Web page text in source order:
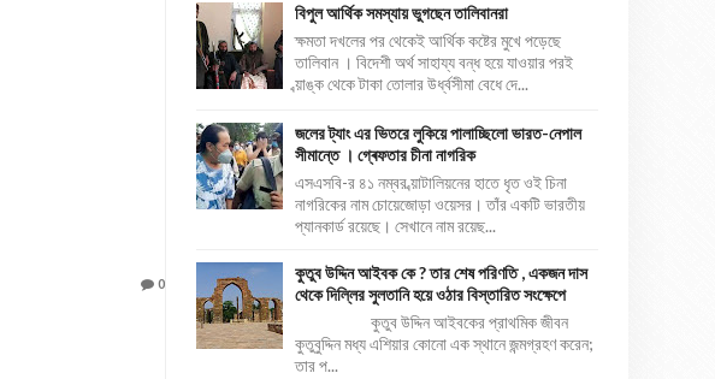
0
বিপুল আর্থিক সমস্যায় ভুগছেন তালিবানরা
ক্ষমতা দখলের পর থেকেই আর্থিক কষ্টের মুখে পড়েছে
তালিবান । বিদেশী অর্থ সাহায্য বন্ধ হয়ে যাওয়ার পরই
ব্য়াঙ্ক থেকে টাকা তোলার উর্ধ্বসীমা বেধে দে...
জলের ট্যাং এর ভিতরে লুকিয়ে পালাচ্ছিলো ভারত-নেপাল
সীমান্তে । গ্ৰেফতার চীনা নাগরিক
এসএসবি-র ৪১ নম্বর ব্য়াটালিয়নের হাতে ধৃত ওই চিনা
নাগরিকের নাম চোয়েজোড়া ওয়েসর। তাঁর একটি ভারতীয়
প্যানকার্ড রয়েছে। সেখানে নাম রয়েছ...
কুতুব উদ্দিন আইবক কে ? তার শেষ পরিণতি , একজন দাস
থেকে দিল্লির সুলতানি হয়ে ওঠার বিস্তারিত সংক্ষেপে
কুতুব উদ্দিন আইবকের প্রাথমিক জীবন
কুতুবুদ্দিন মধ্য এশিয়ার কোনো এক স্থানে জন্মগ্রহণ করেন;
তার প...